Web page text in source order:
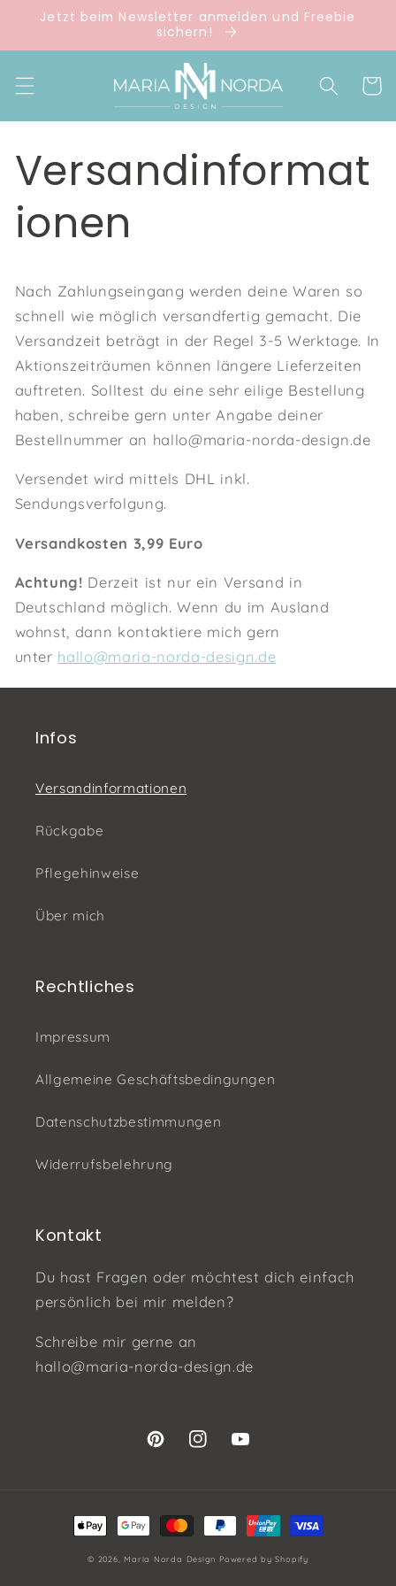
zum
Jetzt beim Newsletter anmelden und Freebie
sichern!
Versandinformat
ionen
Nach Zahlungseingang werden deine Waren so
schnell wie möglich versandfertig gemacht. Die
Versandzeit beträgt in der Regel 3-5 Werktage. In
Aktionszeiträumen können längere Lieferzeiten
auftreten. Solltest du eine sehr eilige Bestellung
haben, schreibe gern unter Angabe deiner
Bestellnummer an hallo@maria-norda-design.de
Versendet wird mittels DHL inkl.
Sendungsverfolgung.
Versandkosten 3,99 Euro
Achtung! Derzeit ist nur ein Versand in
Deutschland möglich. Wenn du im Ausland
wohnst, dann kontaktiere mich gern
unter hallo@maria-norda-design.de
Infos
Versandinformationen
Rückgabe
Pflegehinweise
Über mich
Rechtliches
Impressum
Allgemeine Geschäftsbedingungen
Datenschutzbestimmungen
Widerrufsbelehrung
Kontakt
Du hast Fragen oder möchtest dich einfach
persönlich bei mir melden?
Schreibe mir gerne an
hallo@maria-norda-design.de
PinterestInstagramYouTube
Zahlungsmethoden
© 2026, Maria Norda Design Powered by Shopify